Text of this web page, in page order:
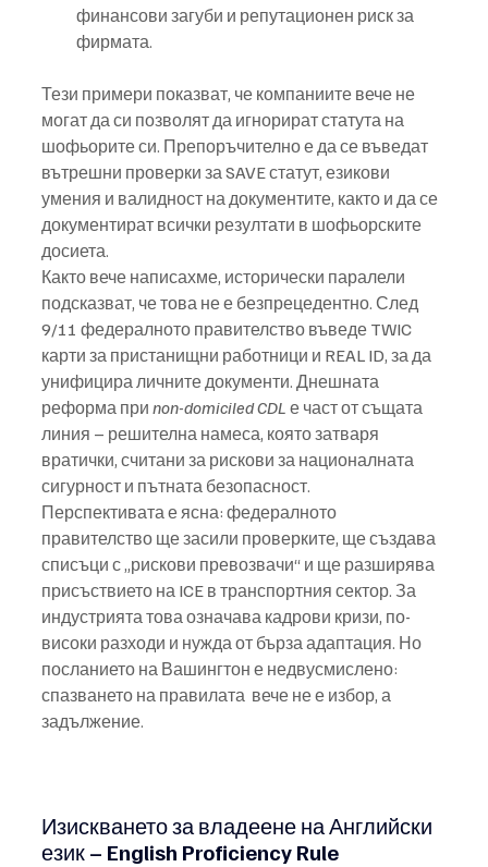
финансови загуби и репутационен риск за
фирмата.
Тези примери показват, че компаниите вече не
могат да си позволят да игнорират статута на
шофьорите си. Препоръчително е да се въведат
вътрешни проверки за SAVE статут, езикови
умения и валидност на документите, както и да се
документират всички резултати в шофьорските
досиета.
Както вече написахме, исторически паралели
подсказват, че това не е безпрецедентно. След
9/11 федералното правителство въведе TWIC
карти за пристанищни работници и REAL ID, за да
унифицира личните документи. Днешната
реформа при non-domiciled CDL е част от същата
линия – решителна намеса, която затваря
вратички, считани за рискови за националната
сигурност и пътната безопасност.
Перспективата е ясна: федералното
правителство ще засили проверките, ще създава
списъци с „рискови превозвачи“ и ще разширява
присъствието на ICE в транспортния сектор. За
индустрията това означава кадрови кризи, по-
високи разходи и нужда от бърза адаптация. Но
посланието на Вашингтон е недвусмислено:
спазването на правилата  вече не е избор, а
задължение.
Изискването за владеене на Английски
език – English Proficiency Rule